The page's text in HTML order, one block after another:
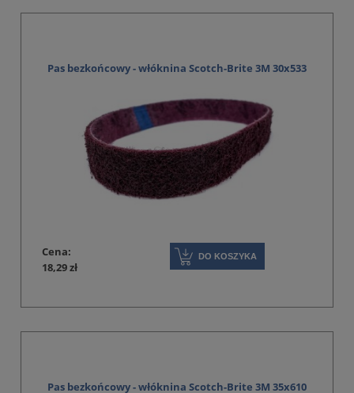
Pas bezkońcowy - włóknina Scotch-Brite 3M 30x533
Cena:
18,29 zł
DO KOSZYKA
Pas bezkońcowy - włóknina Scotch-Brite 3M 35x610